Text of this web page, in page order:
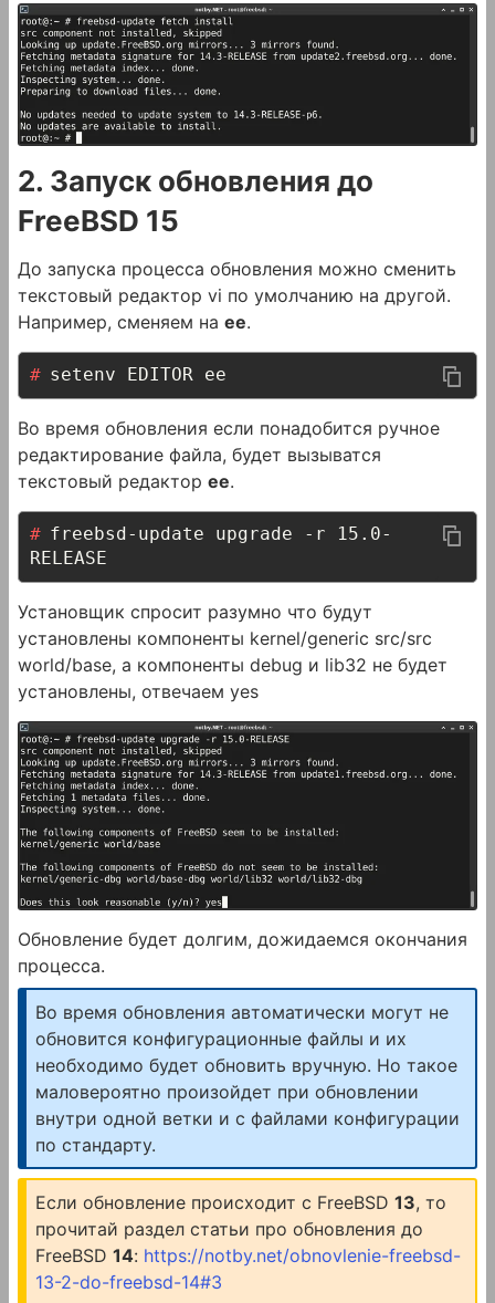
2. Запуск обновления до
FreeBSD 15
До запуска процесса обновления можно сменить
текстовый редактор vi по умолчанию на другой.
Например, сменяем на ee.
setenv EDITOR ee
Во время обновления если понадобится ручное
редактирование файла, будет вызыватся
текстовый редактор ee.
freebsd-update upgrade -r 15.0-
RELEASE
Установщик спросит разумно что будут
установлены компоненты kernel/generic src/src
world/base, а компоненты debug и lib32 не будет
установлены, отвечаем yes
Обновление будет долгим, дожидаемся окончания
процесса.
Во время обновления автоматически могут не
обновится конфигурационные файлы и их
необходимо будет обновить вручную. Но такое
маловероятно произойдет при обновлении
внутри одной ветки и с файлами конфигурации
по стандарту.
Если обновление происходит с FreeBSD 13, то
прочитай раздел статьи про обновления до
FreeBSD 14: https://notby.net/obnovlenie-freebsd-
13-2-do-freebsd-14#3